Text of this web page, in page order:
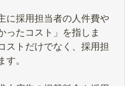
に採用担当者の人件費や
ったコスト」を指しま
ストだけでなく、採用担
す。